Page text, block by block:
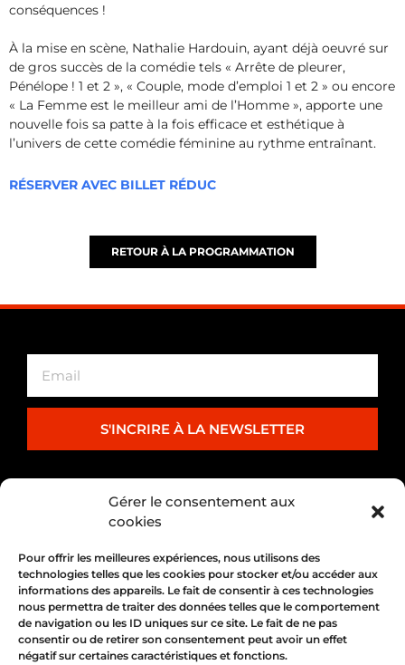
Gérer le consentement aux
cookies
Pour offrir les meilleures expériences, nous utilisons des
technologies telles que les cookies pour stocker et/ou accéder aux
informations des appareils. Le fait de consentir à ces technologies
nous permettra de traiter des données telles que le comportement
de navigation ou les ID uniques sur ce site. Le fait de ne pas
consentir ou de retirer son consentement peut avoir un effet
négatif sur certaines caractéristiques et fonctions.
conséquences !
À la mise en scène, Nathalie Hardouin, ayant déjà oeuvré sur
de gros succès de la comédie tels « Arrête de pleurer,
Pénélope ! 1 et 2 », « Couple, mode d’emploi 1 et 2 » ou encore
« La Femme est le meilleur ami de l’Homme », apporte une
nouvelle fois sa patte à la fois efficace et esthétique à
l’univers de cette comédie féminine au rythme entraînant.
RÉSERVER AVEC BILLET RÉDUC
RETOUR À LA PROGRAMMATION
S'INCRIRE À LA NEWSLETTER
PARTENARIAT